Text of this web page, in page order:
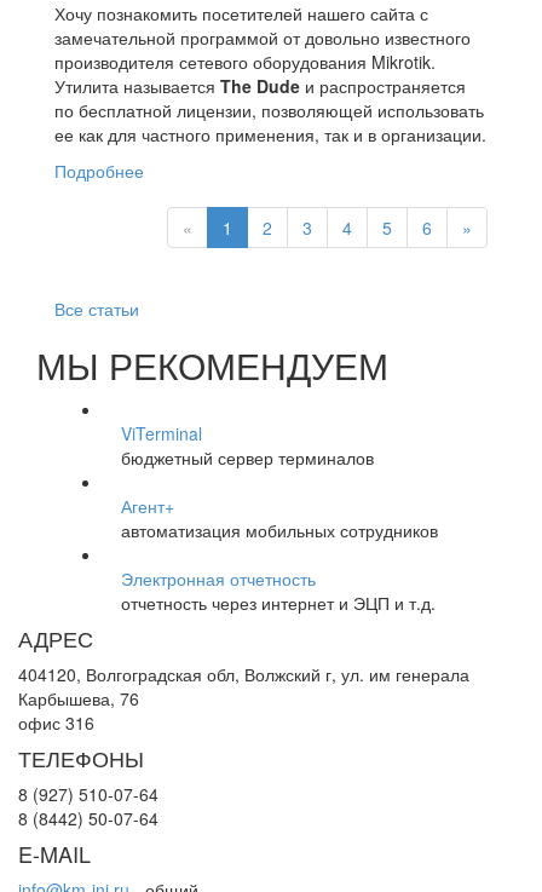
Хочу познакомить посетителей нашего сайта с
замечательной программой от довольно известного
производителя сетевого оборудования Mikrotik.
Утилита называется The Dude и распространяется
по бесплатной лицензии, позволяющей использовать
ее как для частного применения, так и в организации.
Подробнее
« 1 2 3 4 5 6 »
Все статьи
МЫ РЕКОМЕНДУЕМ
ViTerminal
бюджетный сервер терминалов
Агент+
автоматизация мобильных сотрудников
Электронная отчетность
отчетность через интернет и ЭЦП и т.д.
АДРЕС
404120, Волгоградская обл, Волжский г, ул. им генерала
Карбышева, 76
офис 316
ТЕЛЕФОНЫ
8 (927) 510-07-64
8 (8442) 50-07-64
E-MAIL